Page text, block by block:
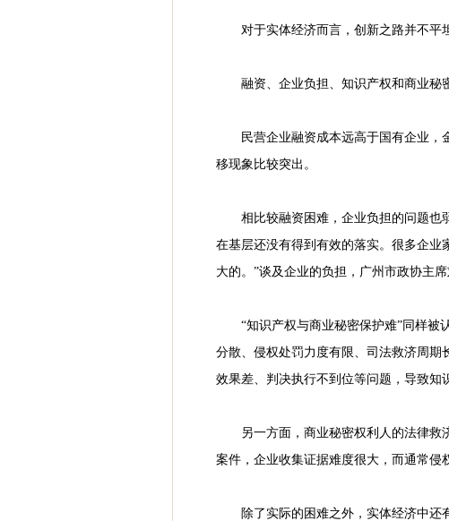
对于实体经济而言，创新之路并不平
融资、企业负担、知识产权和商业秘
民营企业融资成本远高于国有企业
移现象比较突出。
相比较融资困难，企业负担的问题也
在基层还没有得到有效的落实。很多企业
大的。”谈及企业的负担，广州市政协主席
“知识产权与商业秘密保护难”同样被
分散、侵权处罚力度有限、司法救济周期
效果差、判决执行不到位等问题，导致知
另一方面，商业秘密权利人的法律
案件，企业收集证据难度很大，而通常侵
除了实际的困难之外，实体经济中